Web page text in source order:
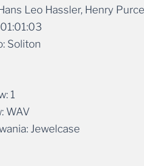
Leo Hassler, Henry
Soliton
1
WAV
Jewelcase